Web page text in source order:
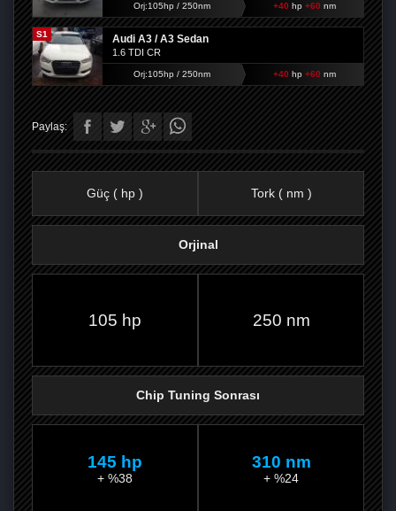
Orj:105hp / 250nm +40 hp +60 nm
S1 Audi A3 / A3 Sedan
1.6 TDI CR
Orj:105hp / 250nm +40 hp +60 nm
Paylaş:
Güç ( hp ) Tork ( nm )
Orjinal
105 hp 250 nm
Chip Tuning Sonrası
145 hp
+ %38
310 nm
+ %24